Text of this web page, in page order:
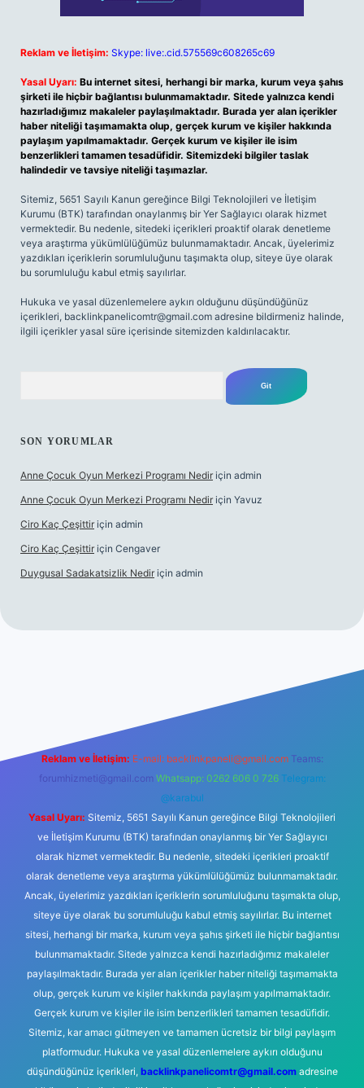
Reklam ve İletişim: Skype: live:.cid.575569c608265c69
Yasal Uyarı: Bu internet sitesi, herhangi bir marka, kurum veya şahıs
şirketi ile hiçbir bağlantısı bulunmamaktadır. Sitede yalnızca kendi
hazırladığımız makaleler paylaşılmaktadır. Burada yer alan içerikler
haber niteliği taşımamakta olup, gerçek kurum ve kişiler hakkında
paylaşım yapılmamaktadır. Gerçek kurum ve kişiler ile isim
benzerlikleri tamamen tesadüfidir. Sitemizdeki bilgiler taslak
halindedir ve tavsiye niteliği taşımazlar.
Sitemiz, 5651 Sayılı Kanun gereğince Bilgi Teknolojileri ve İletişim
Kurumu (BTK) tarafından onaylanmış bir Yer Sağlayıcı olarak hizmet
vermektedir. Bu nedenle, sitedeki içerikleri proaktif olarak denetleme
veya araştırma yükümlülüğümüz bulunmamaktadır. Ancak, üyelerimiz
yazdıkları içeriklerin sorumluluğunu taşımakta olup, siteye üye olarak
bu sorumluluğu kabul etmiş sayılırlar.
Hukuka ve yasal düzenlemelere aykırı olduğunu düşündüğünüz
içerikleri, backlinkpanelicomtr@gmail.com adresine bildirmeniz halinde,
ilgili içerikler yasal süre içerisinde sitemizden kaldırılacaktır.
SON YORUMLAR
Anne Çocuk Oyun Merkezi Programı Nedir için admin
Anne Çocuk Oyun Merkezi Programı Nedir için Yavuz
Ciro Kaç Çeşittir için admin
Ciro Kaç Çeşittir için Cengaver
Duygusal Sadakatsizlik Nedir için admin
elexbetgiris.org
Reklam ve İletişim: E-mail: backlinkpaneli@gmail.com Teams:
forumhizmeti@gmail.com Whatsapp: 0262 606 0 726 Telegram:
@karabul
Yasal Uyarı: Sitemiz, 5651 Sayılı Kanun gereğince Bilgi Teknolojileri
ve İletişim Kurumu (BTK) tarafından onaylanmış bir Yer Sağlayıcı
olarak hizmet vermektedir. Bu nedenle, sitedeki içerikleri proaktif
olarak denetleme veya araştırma yükümlülüğümüz bulunmamaktadır.
Ancak, üyelerimiz yazdıkları içeriklerin sorumluluğunu taşımakta olup,
siteye üye olarak bu sorumluluğu kabul etmiş sayılırlar. Bu internet
sitesi, herhangi bir marka, kurum veya şahıs şirketi ile hiçbir bağlantısı
bulunmamaktadır. Sitede yalnızca kendi hazırladığımız makaleler
paylaşılmaktadır. Burada yer alan içerikler haber niteliği taşımamakta
olup, gerçek kurum ve kişiler hakkında paylaşım yapılmamaktadır.
Gerçek kurum ve kişiler ile isim benzerlikleri tamamen tesadüfidir.
Sitemiz, kar amacı gütmeyen ve tamamen ücretsiz bir bilgi paylaşım
platformudur. Hukuka ve yasal düzenlemelere aykırı olduğunu
düşündüğünüz içerikleri, backlinkpanelicomtr@gmail.comadresine